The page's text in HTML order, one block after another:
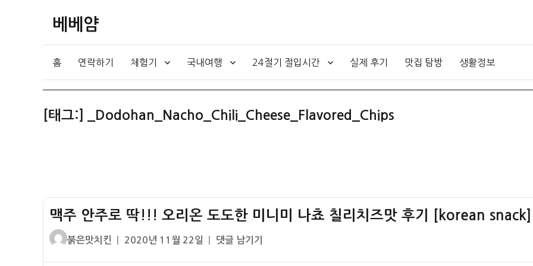
베베얌
홈 연락하기 체험기 국내여행 24절기 절입시간 실제 후기 맛집 탐방 생활정보
[태그:] _Dodohan_Nacho_Chili_Cheese_Flavored_Chips
맥주 안주로 딱!!! 오리온 도도한 미니미 나쵸 칠리치즈맛 후기 [korean snack]
글
붉은맛치킨
작
2020년 11월 22일
맥
댓글 남기기